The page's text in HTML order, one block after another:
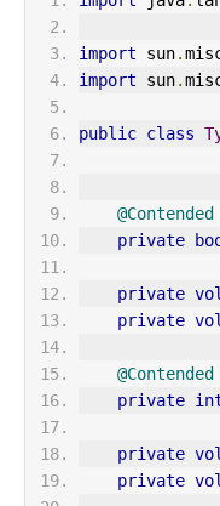
import sun.
import sun.
public class
@Contended
private
private
private
@Contended
private
private
private